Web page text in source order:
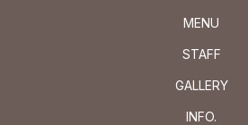
MENU
STAFF
GALLERY
INFO.